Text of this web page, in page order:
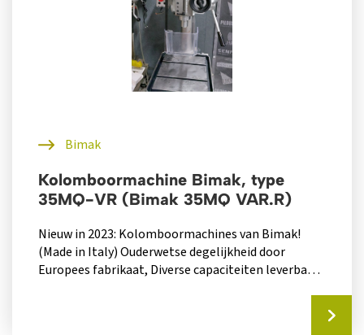
Bimak
Kolomboormachine Bimak, type
35MQ-VR (Bimak 35MQ VAR.R)
Nieuw in 2023: Kolomboormachines van Bimak!
(Made in Italy) Ouderwetse degelijkheid door
Europees fabrikaat, Diverse capaciteiten leverbaar